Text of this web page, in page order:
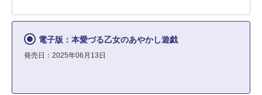
電子版：本愛づる乙女のあやかし遊戯
発売日：2025年06月13日